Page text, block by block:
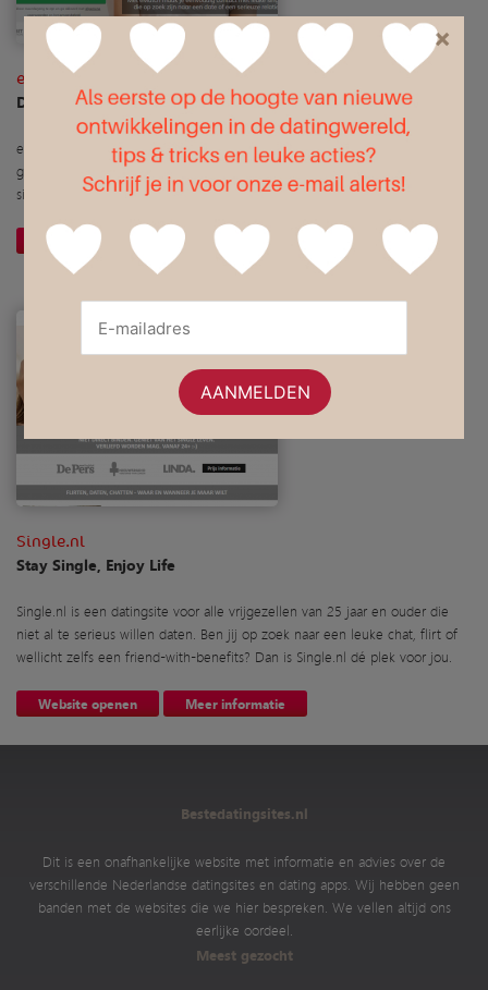
eMatch
Dé datingsite voor serieuze relaties
eMatch is de online datingsite waar je profiel handmatig wordt
goedgekeurd. Geen gekke figuren meer. Dé datingsite voor serieuze
singles.
Website openen Meer informatie
Single.nl
Stay Single, Enjoy Life
Single.nl is een datingsite voor alle vrijgezellen van 25 jaar en ouder die
niet al te serieus willen daten. Ben jij op zoek naar een leuke chat, flirt of
wellicht zelfs een friend-with-benefits? Dan is Single.nl dé plek voor jou.
Website openen Meer informatie
Bestedatingsites.nl
Dit is een onafhankelijke website met informatie en advies over de
verschillende Nederlandse datingsites en dating apps. Wij hebben geen
banden met de websites die we hier bespreken. We vellen altijd ons
eerlijke oordeel.
Meest gezocht
×